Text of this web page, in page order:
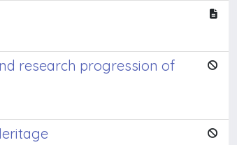
research progression of